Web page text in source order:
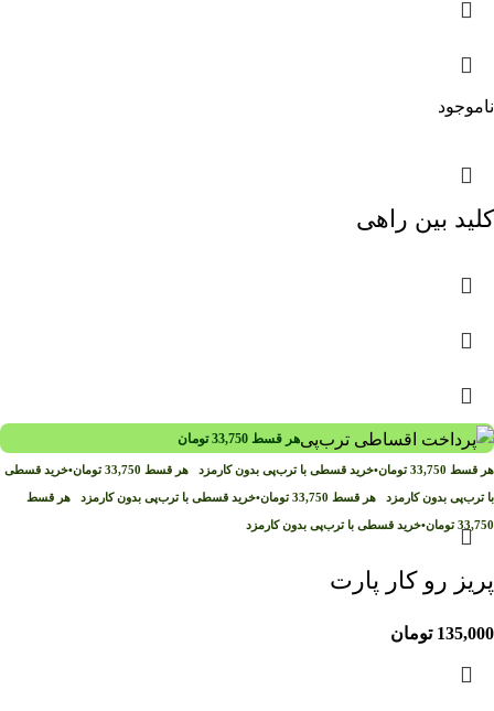
ناموجود
کلید بین راهی
هر قسط 33,750 تومان
هر قسط 33,750 تومان•خرید قسطی با ترب‌پی بدون کارمزد هر قسط 33,750 تومان•خرید قسطی
با ترب‌پی بدون کارمزد هر قسط 33,750 تومان•خرید قسطی با ترب‌پی بدون کارمزد هر قسط
33,750 تومان•خرید قسطی با ترب‌پی بدون کارمزد
پریز رو کار پارت
135,000 تومان